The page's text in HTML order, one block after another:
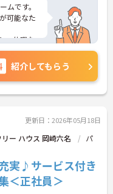
ムです。
可能なた
ュ休暇な
トとのメ
にしたい
その他退
とても働
接のポイ
わせくだ
紹介してもらう
更新日：2026年05月18日
ー ハウス 岡崎六名
パ
実♪サービス付き
＜正社員＞